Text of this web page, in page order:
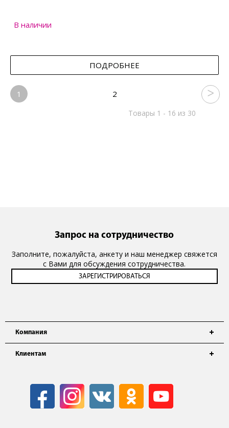
В наличии
ПОДРОБНЕЕ
1 2
Товары 1 - 16 из 30
Компания
Клиентам
Запрос на сотрудничество
Заполните, пожалуйста, анкету и наш менеджер свяжется
с Вами для обсуждения сотрудничества.